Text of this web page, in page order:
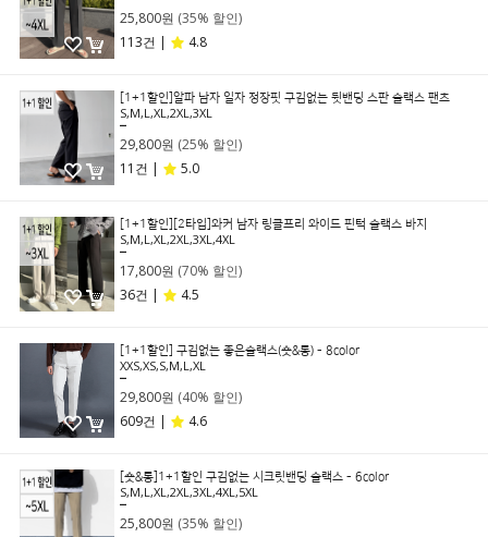
25,800원 (35% 할인)
113건 |
4.8
[1+1할인]알파 남자 일자 정장핏 구김없는 뒷밴딩 스판 슬랙스 팬츠
S,M,L,XL,2XL,3XL
29,800원 (25% 할인)
11건 |
5.0
[1+1할인][2타입]와커 남자 링클프리 와이드 핀턱 슬랙스 바지
S,M,L,XL,2XL,3XL,4XL
17,800원 (70% 할인)
36건 |
4.5
[1+1할인] 구김없는 좋은슬랙스(숏&롱) - 8color
XXS,XS,S,M,L,XL
29,800원 (40% 할인)
609건 |
4.6
[숏&롱]1+1할인 구김없는 시크릿밴딩 슬랙스 - 6color
S,M,L,XL,2XL,3XL,4XL,5XL
25,800원 (35% 할인)